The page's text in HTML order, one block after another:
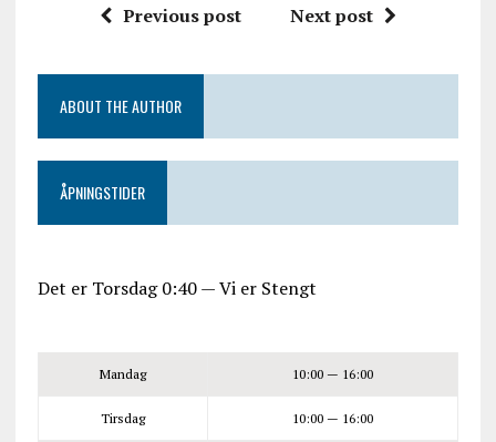
Previous post Next post
ABOUT THE AUTHOR
ÅPNINGSTIDER
Det erTorsdag0:40—Vi er Stengt
Mandag 10:00 — 16:00
Tirsdag 10:00 — 16:00